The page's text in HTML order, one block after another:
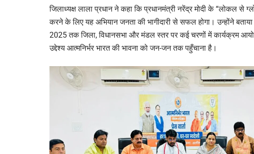
जिलाध्यक्ष लाला प्रधान ने कहा कि प्रधानमंत्री नरेंद्र मोदी के “लोकल से
करने के लिए यह अभियान जनता की भागीदारी से सफल होगा। उन्होंने
2025 तक जिला, विधानसभा और मंडल स्तर पर कई चरणों में कार्यक्रम
उद्देश्य आत्मनिर्भर भारत की भावना को जन-जन तक पहुँचाना है।